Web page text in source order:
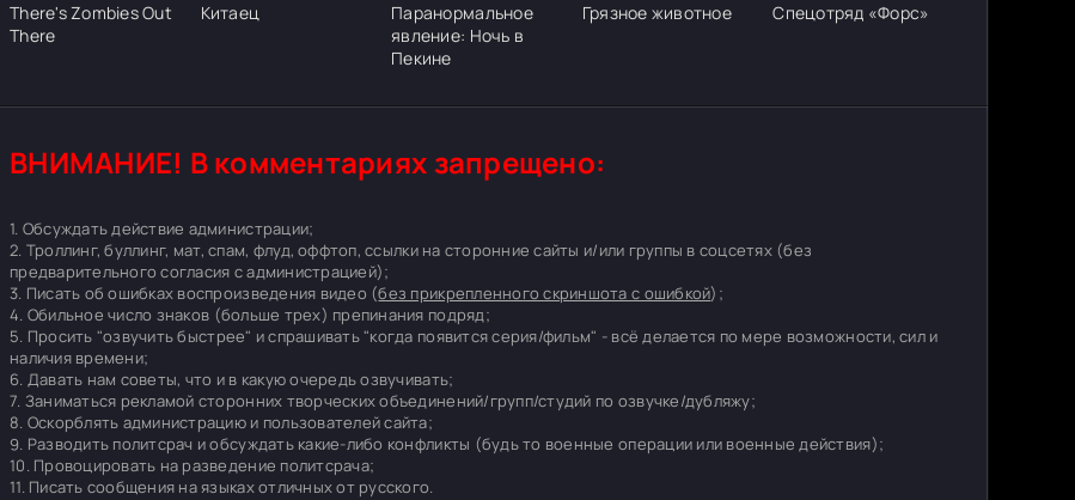
There's Zombies Out
There
Китаец
Паранормальное
явление: Ночь в
Пекине
Грязное животное Спецотряд «Форс»
ВНИМАНИЕ! В комментариях запрещено:
1. Обсуждать действие администрации;
2. Троллинг, буллинг, мат, спам, флуд, оффтоп, ссылки на сторонние сайты и/или группы в соцсетях (без
предварительного согласия с администрацией);
3. Писать об ошибках воспроизведения видео (без прикрепленного скриншота с ошибкой);
4. Обильное число знаков (больше трех) препинания подряд;
5. Просить "озвучить быстрее" и спрашивать "когда появится серия/фильм" - всё делается по мере возможности, сил и
наличия времени;
6. Давать нам советы, что и в какую очередь озвучивать;
7. Заниматься рекламой сторонних творческих объединений/групп/студий по озвучке/дубляжу;
8. Оскорблять администрацию и пользователей сайта;
9. Разводить политсрач и обсуждать какие-либо конфликты (будь то военные операции или военные действия);
10. Провоцировать на разведение политсрача;
11. Писать сообщения на языках отличных от русского.